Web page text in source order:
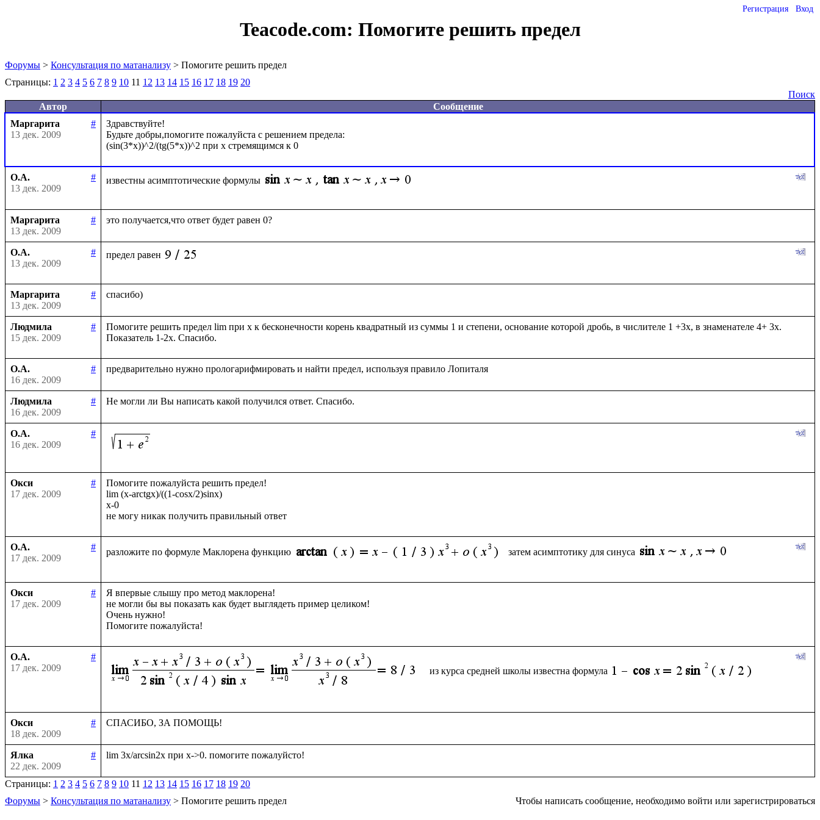
Регистрация Вход
Teacode.com: Помогите решить предел
Форумы > Консультация по матанализу > Помогите решить предел
Страницы: 1 2 3 4 5 6 7 8 9 10 11 12 13 14 15 16 17 18 19 20
Поиск
Автор
Сообщение
Маргарита
#
13 дек. 2009
Здравствуйте!
Будьте добры,помогите пожалуйста с решением предела:
О.А.
#
13 дек. 2009
известны асимптотические формулы
Маргарита
#
13 дек. 2009
О.А.
#
13 дек. 2009
предел равен
Маргарита
#
13 дек. 2009
Людмила
#
15 дек. 2009
Помогите решить предел lim при х к бесконечности корень квадратный из суммы 1 и степени, основание которой дробь, в числителе 1 +3х, в знаменателе 4+ 3х.
О.А.
#
16 дек. 2009
Людмила
#
16 дек. 2009
О.А.
#
16 дек. 2009
Окси
#
17 дек. 2009
Помогите пожалуйста решить предел!
lim (x-arctgx)/((1-cosx/2)sinx)
x-0
О.А.
#
17 дек. 2009
разложите по формуле Маклорена функцию затем асимптотику для синуса
Окси
#
17 дек. 2009
Я впервые слышу про метод маклорена!
не могли бы вы показать как будет выглядеть пример целиком!
Очень нужно!
О.А.
#
17 дек. 2009
из курса средней школы известна формула
Окси
#
18 дек. 2009
Ялка
#
22 дек. 2009
Страницы: 1 2 3 4 5 6 7 8 9 10 11 12 13 14 15 16 17 18 19 20
Форумы > Консультация по матанализу > Помогите решить предел Чтобы написать сообщение, необходимо войти или зарегистрироваться